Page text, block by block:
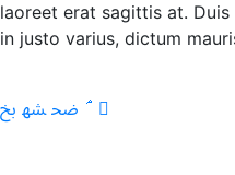
laoreet erat sagittis at.
in justo varius, dictum